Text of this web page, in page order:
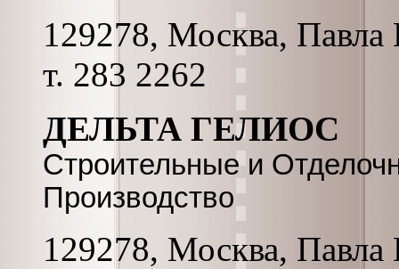
129278, Москва, Павла
т. 283 2262
ДЕЛЬТА ГЕЛИОС
Строительные и
Производство
129278, Москва, Павла